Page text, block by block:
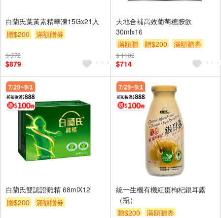
白蘭氏葉黃素精華凍15Gx21入
贈$200
滿額贈券
$ 972
$879
天地合補高效葡萄糖胺飲
30mlx16
滿額贈
贈$200 滿額贈券
$ 1102
$714
白蘭氏雙認證雞精 68mlX12
贈$200
滿額贈券
統一生機有機紅棗枸杞銀耳露
（瓶）
贈$200
滿額贈券